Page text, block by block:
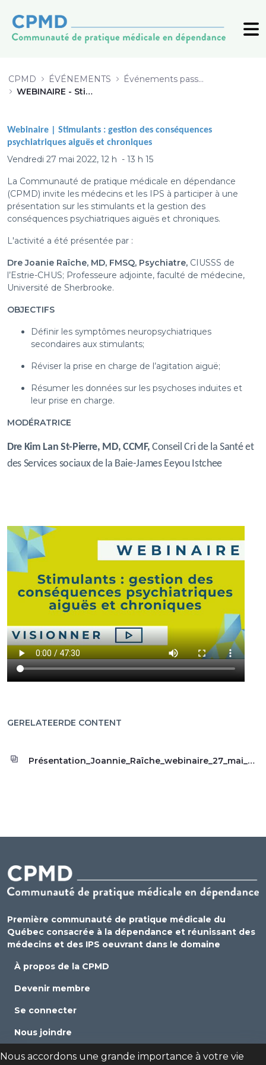
CPMD ÉVÉNEMENTS
Événements passés (archive)
WEBINAIRE - Stimulants : gestion des conséquences psychiatriques aiguës et chroniques
Webinaire | Stimulants : gestion des conséquences
psychiatriques aiguës et chroniques
Vendredi 27 mai 2022, 12 h - 13 h 15
La Communauté de pratique médicale en dépendance
(CPMD) invite les médecins et les IPS à participer à une
présentation sur les stimulants et la gestion des
conséquences psychiatriques aiguës et chroniques.
L'activité a été présentée par :
Dre Joanie Raîche, MD, FMSQ, Psychiatre, CIUSSS de
l’Estrie-CHUS; Professeure adjointe, faculté de médecine,
Université de Sherbrooke.
OBJECTIFS
Définir les symptômes neuropsychiatriques
secondaires aux stimulants;
Réviser la prise en charge de l’agitation aiguë;
Résumer les données sur les psychoses induites et
leur prise en charge.
MODÉRATRICE
Dre Kim Lan St-Pierre, MD, CCMF, Conseil Cri de la Santé et
des Services sociaux de la Baie-James Eeyou Istchee
GERELATEERDE CONTENT
Présentation_Joannie_Raîche_webinaire_27_mai_2022.pdf
Première communauté de pratique médicale du
Québec consacrée à la dépendance et réunissant des
médecins et des IPS oeuvrant dans le domaine
À propos de la CPMD
Devenir membre
Se connecter
Nous joindre
Politique de confidentialité
Nous accordons une grande importance à votre vie